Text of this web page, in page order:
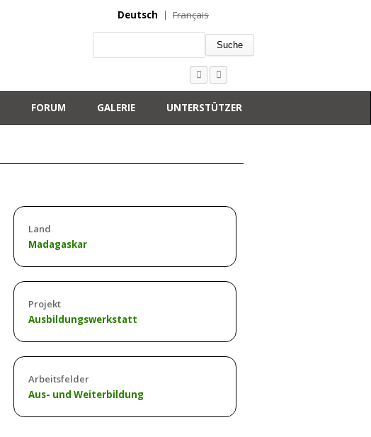
Deutsch
Français
FORUM GALERIE UNTERSTÜTZER
Land
Madagaskar
Projekt
Ausbildungswerkstatt
Arbeitsfelder
Aus- und Weiterbildung